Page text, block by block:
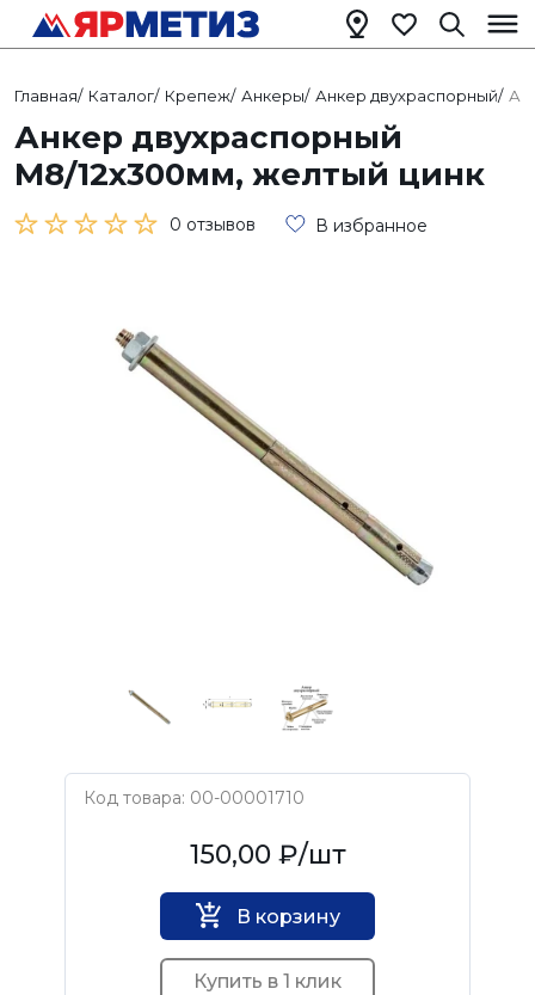
Главная/ Каталог/ Крепеж/ Анкеры/ Анкер двухраспорный/
Анкер двухраспорный
М8/12х300мм, желтый цинк
0 отзывов В избранное
Код товара: 00-00001710
Нет бренда150,00 ₽/шт
В корзину
Купить в 1 клик